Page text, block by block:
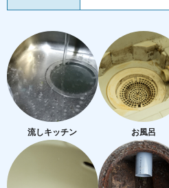
流しキッチン お風呂